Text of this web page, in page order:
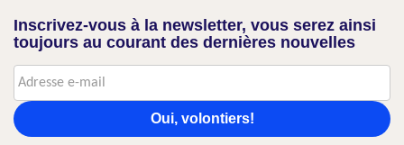
Inscrivez-vous à la newsletter, vous serez ainsi
toujours au courant des dernières nouvelles
Oui, volontiers!